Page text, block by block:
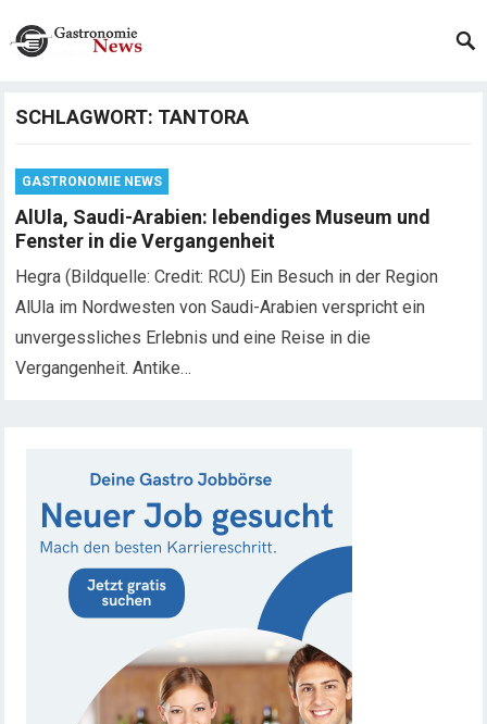
SCHLAGWORT: TANTORA
GASTRONOMIE NEWS
AlUla, Saudi-Arabien: lebendiges Museum und
Fenster in die Vergangenheit
Hegra (Bildquelle: Credit: RCU) Ein Besuch in der Region
AlUla im Nordwesten von Saudi-Arabien verspricht ein
unvergessliches Erlebnis und eine Reise in die
Vergangenheit. Antike…